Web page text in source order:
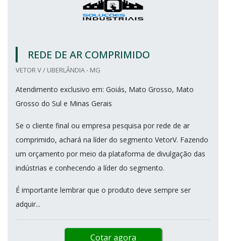
REDE DE AR COMPRIMIDO
VETOR V / UBERLÂNDIA - MG
Atendimento exclusivo em: Goiás, Mato Grosso, Mato
Grosso do Sul e Minas Gerais
Se o cliente final ou empresa pesquisa por rede de ar
comprimido, achará na líder do segmento VetorV. Fazendo
um orçamento por meio da plataforma de divulgação das
indústrias e conhecendo a líder do segmento.
É importante lembrar que o produto deve sempre ser
adquir...
Cotar agora